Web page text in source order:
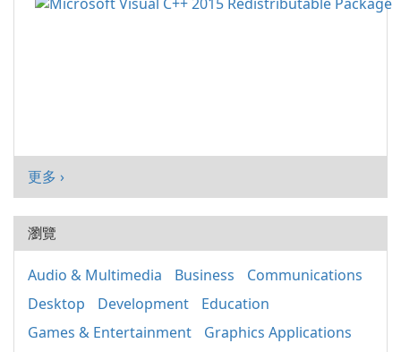
更多 ›
瀏覽
Audio & Multimedia Business
Communications
Desktop
Development
Education
Games & Entertainment
Graphics Applications